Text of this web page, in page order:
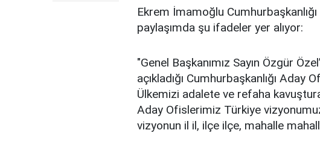
Ekrem İmamoğlu
paylaşımda şu ifadeler yer alıyor:
"Genel Başkanımız Sayın Özgür
açıkladığı Cumhurbaşkanlığı Aday
Ülkemizi adalete ve refaha
Aday Ofislerimiz Türkiye
vizyonun il il, ilçe ilçe, mahalle